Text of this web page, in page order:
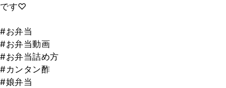
です♡
#お弁当
#お弁当動画
#お弁当詰め方
#カンタン酢
#娘弁当